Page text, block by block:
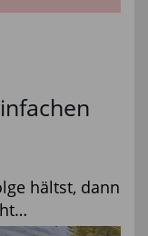
hältst, dann